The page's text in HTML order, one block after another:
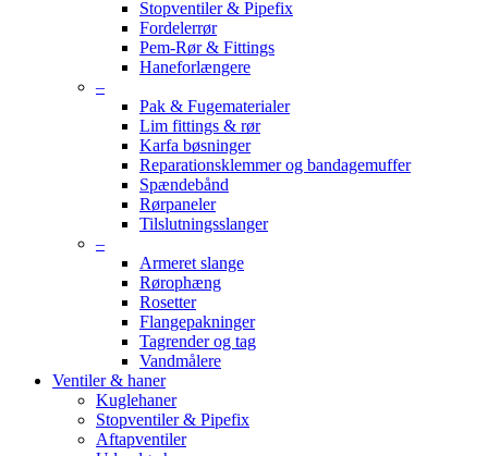
Stopventiler & Pipefix
Fordelerrør
Pem-Rør & Fittings
Haneforlængere
–
Pak & Fugematerialer
Lim fittings & rør
Karfa bøsninger
Reparationsklemmer og bandagemuffer
Spændebånd
Rørpaneler
Tilslutningsslanger
–
Armeret slange
Rørophæng
Rosetter
Flangepakninger
Tagrender og tag
Vandmålere
Ventiler & haner
Kuglehaner
Stopventiler & Pipefix
Aftapventiler